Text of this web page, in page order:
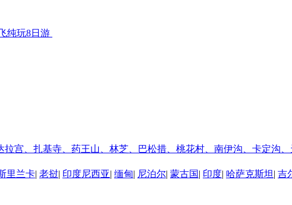
纯玩8日游
拉宫、扎基寺、药王山、林芝、巴松措、桃花村、南伊沟、卡定沟
里兰卡| 老挝| 印度尼西亚| 缅甸| 尼泊尔| 蒙古国| 印度| 哈萨克斯坦 | 吉